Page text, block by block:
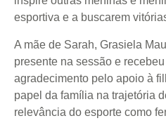
esportiva e a buscarem
A mãe de Sarah, Grasiela
presente na sessão e
agradecimento pelo apoio à
papel da família na trajetória
relevância do esporte como